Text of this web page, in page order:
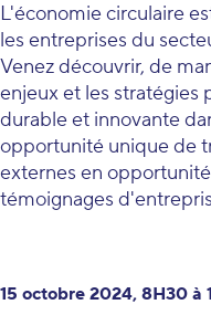
L'économie circulaire
les entreprises du
Venez découvrir, de
enjeux et les stratégies
durable et innovante
opportunité unique de
externes en
témoignages
15 octobre 2024, 8H30 à